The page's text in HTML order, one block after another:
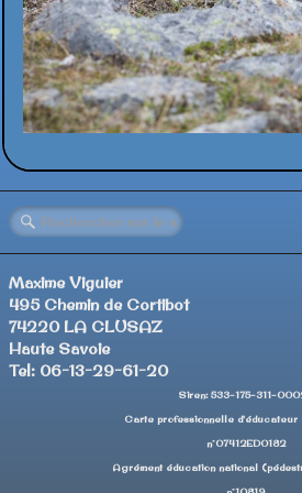
Maxime Viguier
495 Chemin de Cortibot
74220 LA CLUSAZ
Haute Savoie
Tel: 06-13-29-61-20
Siren: 533-175-311-
Carte professionnelle d'éducateur
n°07412ED0182
Agrément éducation national